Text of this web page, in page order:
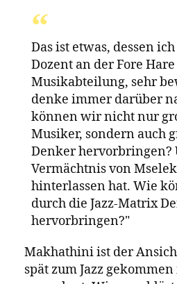
eine Ehre, die das
Makhathini , sondern für
südafrikanische
Es geht darum, für
Jazzmusik den Weg in
Portal zu finden, dessen
breiter angelegt sind und
kommen. Und darum,
Stimme zu finden und ein
Mitspracherecht.